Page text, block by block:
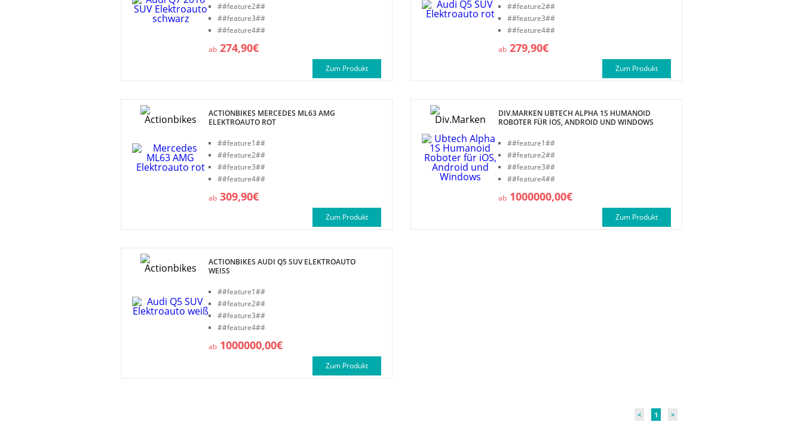
##feature2##
##feature3##
##feature4##
ab 274,90€
Zum Produkt
##feature2##
##feature3##
##feature4##
ab 279,90€
Zum Produkt
ACTIONBIKES MERCEDES ML63 AMG
ELEKTROAUTO ROT
##feature1##
##feature2##
##feature3##
##feature4##
ab 309,90€
Zum Produkt
DIV.MARKEN UBTECH ALPHA 1S HUMANOID
ROBOTER FÜR IOS, ANDROID UND WINDOWS
##feature1##
##feature2##
##feature3##
##feature4##
ab 1000000,00€
Zum Produkt
ACTIONBIKES AUDI Q5 SUV ELEKTROAUTO
WEISS
##feature1##
##feature2##
##feature3##
##feature4##
ab 1000000,00€
Zum Produkt
< 1 >